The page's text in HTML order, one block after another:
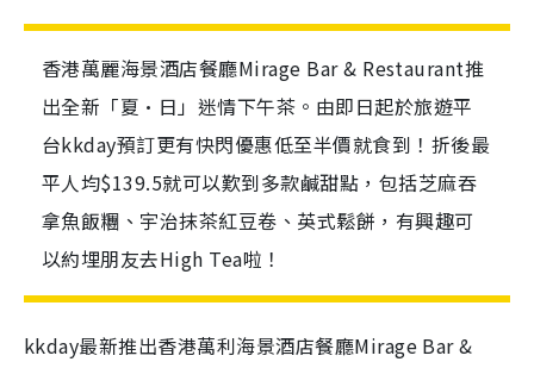
香港萬麗海景酒店餐廳Mirage Bar & Restaurant推
出全新「夏·日」迷情下午茶。由即日起於旅遊平
台kkday預訂更有快閃優惠低至半價就食到！折後最
平人均$139.5就可以歎到多款鹹甜點，包括芝麻吞
拿魚飯糰、宇治抹茶紅豆卷、英式鬆餅，有興趣可
以約埋朋友去High Tea啦！
kkday最新推出香港萬利海景酒店餐廳Mirage Bar &